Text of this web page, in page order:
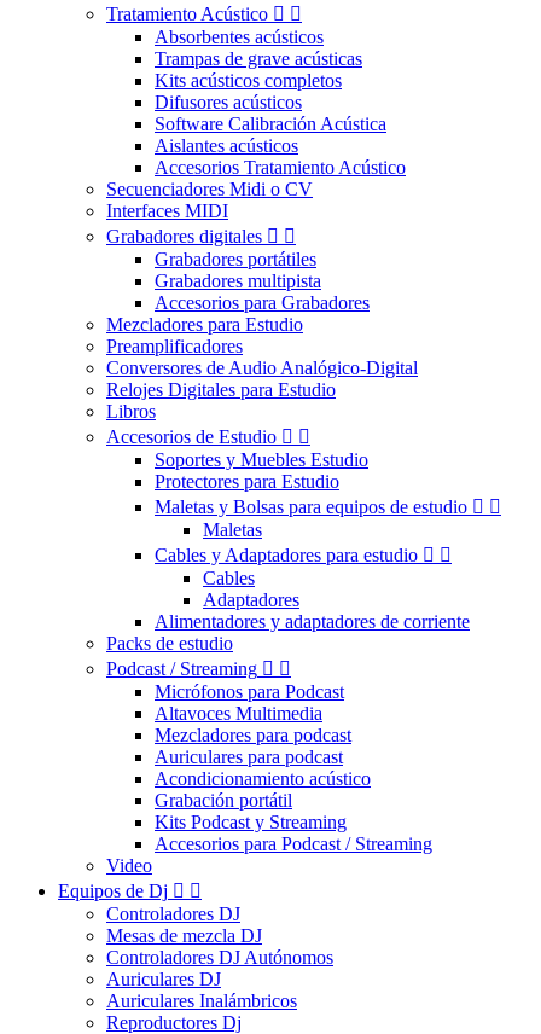
Tratamiento Acústico  
Absorbentes acústicos
Trampas de grave acústicas
Kits acústicos completos
Difusores acústicos
Software Calibración Acústica
Aislantes acústicos
Accesorios Tratamiento Acústico
Secuenciadores Midi o CV
Interfaces MIDI
Grabadores digitales  
Grabadores portátiles
Grabadores multipista
Accesorios para Grabadores
Mezcladores para Estudio
Preamplificadores
Conversores de Audio Analógico-Digital
Relojes Digitales para Estudio
Libros
Accesorios de Estudio  
Soportes y Muebles Estudio
Protectores para Estudio
Maletas y Bolsas para equipos de estudio  
Maletas
Cables y Adaptadores para estudio  
Cables
Adaptadores
Alimentadores y adaptadores de corriente
Packs de estudio
Podcast / Streaming  
Micrófonos para Podcast
Altavoces Multimedia
Mezcladores para podcast
Auriculares para podcast
Acondicionamiento acústico
Grabación portátil
Kits Podcast y Streaming
Accesorios para Podcast / Streaming
Video
Equipos de Dj  
Controladores DJ
Mesas de mezcla DJ
Controladores DJ Autónomos
Auriculares DJ
Auriculares Inalámbricos
Reproductores Dj